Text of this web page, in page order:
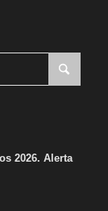
2026. Alerta